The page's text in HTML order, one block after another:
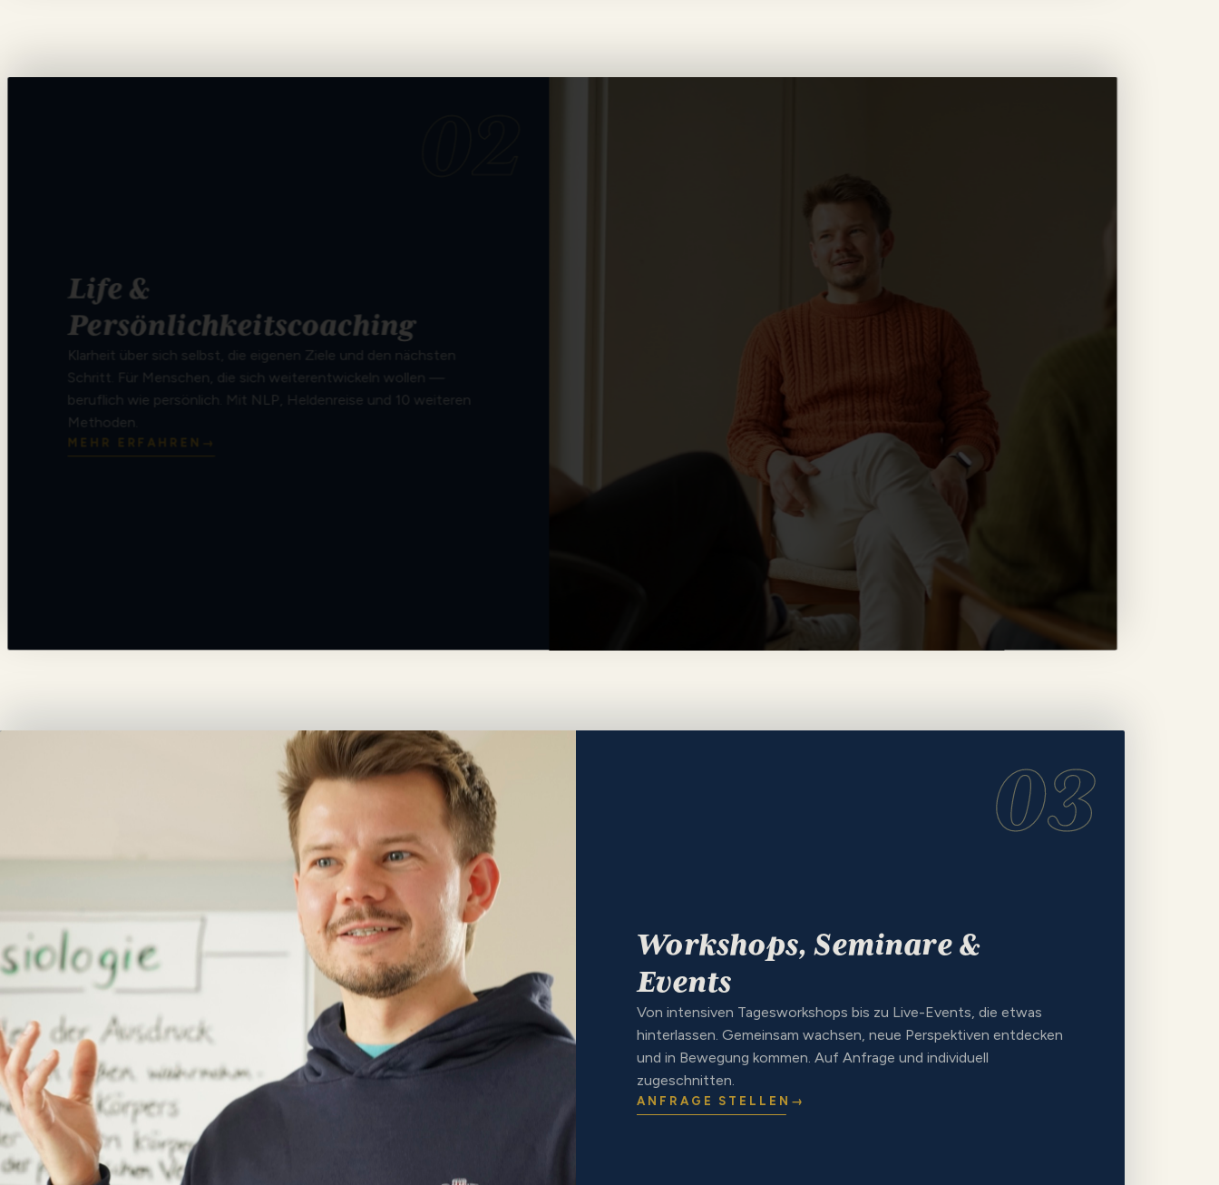
Life &
Persönlichkeitscoaching
Klarheit über sich selbst, die eigenen Ziele und den nächsten
Schritt. Für Menschen, die sich weiterentwickeln wollen —
beruflich wie persönlich. Mit NLP, Heldenreise und 10 weiteren
Methoden.
MEHR ERFAHREN →
03
Workshops, Seminare &
Events
Von intensiven Tagesworkshops bis zu Live-Events, die etwas
hinterlassen. Gemeinsam wachsen, neue Perspektiven entdecken
und in Bewegung kommen. Auf Anfrage und individuell
zugeschnitten.
ANFRAGE STELLEN →